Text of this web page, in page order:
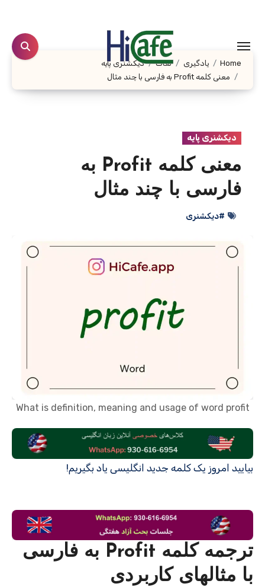
content
Home یادگیری لغات
دیکشنری پایه
معنی کلمه Profit به فارسی با چند مثال
دیکشنری پایه
معنی کلمه Profit به
فارسی با چند مثال
#دیکشنری
What is definition, meaning and usage of word profit
بیایید امروز یک کلمه جدید انگلیسی یاد بگیریم!
ترجمه کلمه Profit به فارسی
با مثالهای کاربردی